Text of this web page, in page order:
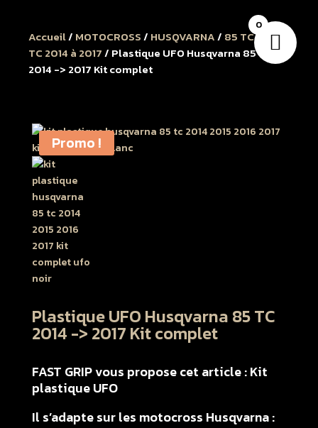
Accueil/ MOTOCROSS/ HUSQVARNA/ 85 TC/
85
TC 2014 à 2017/ Plastique UFO Husqvarna 85 TC
2014 -> 2017 Kit complet
Promo !
Plastique UFO Husqvarna 85 TC
2014 -> 2017 Kit complet
FAST GRIP vous propose cet article : Kit
plastique UFO
Il s’adapte sur les motocross Husqvarna :
0